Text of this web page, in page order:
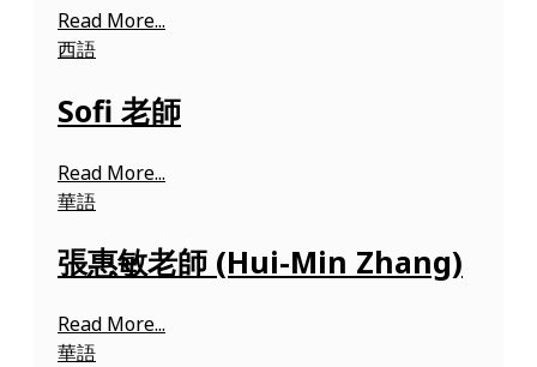
Read More...
西語
Sofi 老師
Read More...
華語
張惠敏老師 (Hui-Min Zhang)
Read More...
華語